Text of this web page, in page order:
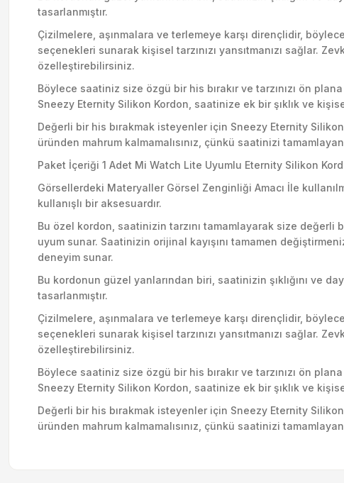
tasarlanmıştır.
Çizilmelere, aşınmalara ve terlemeye karşı dirençlidir,
seçenekleri sunarak kişisel tarzınızı yansıtmanızı sağlar.
özelleştirebilirsiniz.
Böylece saatiniz size özgü bir his bırakır ve tarzınızı ön
Sneezy Eternity Silikon Kordon, saatinize ek bir şıklık ve
Değerli bir his bırakmak isteyenler için Sneezy Eternity
üründen mahrum kalmamalısınız, çünkü saatinizi
Paket İçeriği 1 Adet Mi Watch Lite Uyumlu Eternity Silikon
Görsellerdeki Materyaller Görsel Zenginliği Amacı İle
kullanışlı bir aksesuardır.
Bu özel kordon, saatinizin tarzını tamamlayarak size değerli
uyum sunar. Saatinizin orijinal kayışını tamamen
deneyim sunar.
Bu kordonun güzel yanlarından biri, saatinizin şıklığını ve
tasarlanmıştır.
Çizilmelere, aşınmalara ve terlemeye karşı dirençlidir,
seçenekleri sunarak kişisel tarzınızı yansıtmanızı sağlar.
özelleştirebilirsiniz.
Böylece saatiniz size özgü bir his bırakır ve tarzınızı ön
Sneezy Eternity Silikon Kordon, saatinize ek bir şıklık ve
Değerli bir his bırakmak isteyenler için Sneezy Eternity
üründen mahrum kalmamalısınız, çünkü saatinizi